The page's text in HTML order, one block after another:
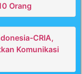
Orang
CRIA,
Komunikasi